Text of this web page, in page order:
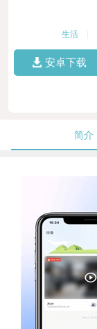
生活
安卓下载
简介